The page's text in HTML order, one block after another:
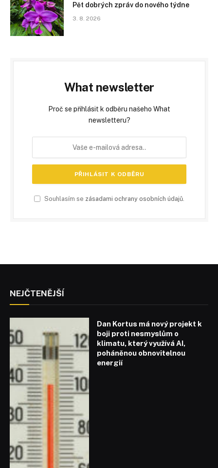
Pět dobrých zpráv do nového týdne
3. 8. 2026
What newsletter
Proč se přihlásit k odběru našeho What
newsletteru?
Souhlasím se zásadami ochrany osobních údajů
NEJČTENĚJŠÍ
Dan Kortus má nový projekt k
boji proti nesmyslům o
klimatu, který využívá AI,
poháněnou obnovitelnou
energií